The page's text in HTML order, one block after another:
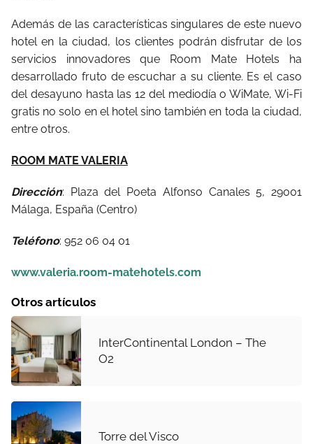
Además de las características singulares de este nuevo
hotel en la ciudad, los clientes podrán disfrutar de los
servicios innovadores que Room Mate Hotels ha
desarrollado fruto de escuchar a su cliente. Es el caso
del desayuno hasta las 12 del mediodía o WiMate, Wi-Fi
gratis no solo en el hotel sino también en toda la ciudad,
entre otros.
ROOM MATE VALERIA
Dirección: Plaza del Poeta Alfonso Canales 5, 29001
Málaga, España (Centro)
Teléfono: 952 06 04 01
www.valeria.room-matehotels.com
Otros artículos
InterContinental London – The
O2
Torre del Visco